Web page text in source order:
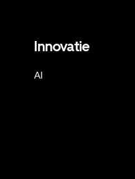
Innovatie
AI